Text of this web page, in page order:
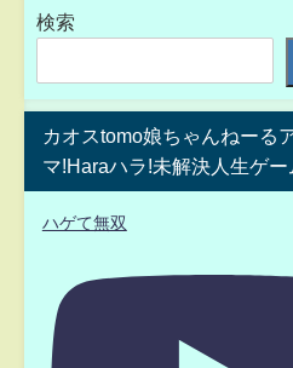
検索
カオスtomo娘ちゃんねーる
マ!Haraハラ!未解決人生ゲー
ハゲて無双